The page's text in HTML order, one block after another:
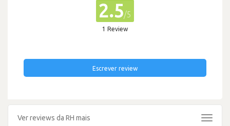
2.5/5
1 Review
Escrever review
Ver reviews da RH mais
Toggle